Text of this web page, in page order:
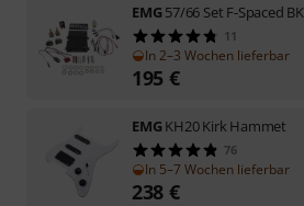
EMG57/66 Set F-Spaced BK
11
In 2–3 Wochen lieferbar
195 €
EMGKH20 Kirk Hammet
76
In 5–7 Wochen lieferbar
238 €